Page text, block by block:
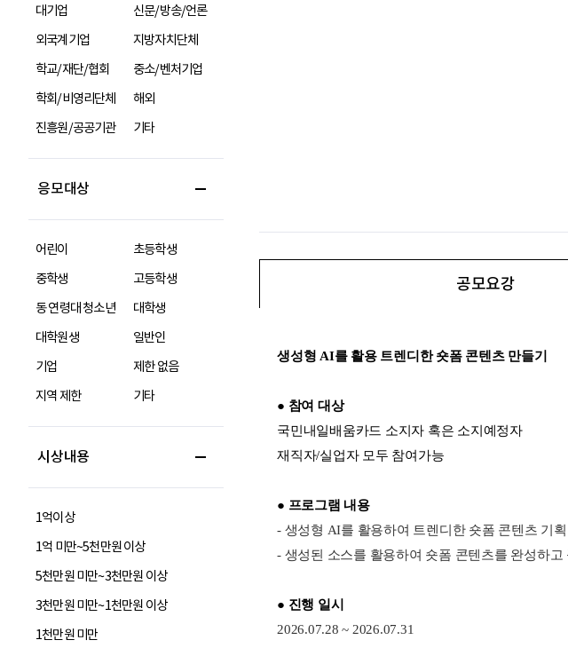
대기업
신문/방송/언론
외국계기업
지방자치단체
학교/재단/협회
중소/벤처기업
학회/비영리단체
해외
진흥원/공공기관
기타
응모대상
어린이
초등학생
중학생
고등학생
동 연령대 청소년
대학생
대학원생
일반인
기업
제한 없음
지역 제한
기타
시상내용
1억이상
1억 미만~5천만원 이상
5천만원 미만~3천만원 이상
3천만원 미만~1천만원 이상
1천만원 미만
공모요강